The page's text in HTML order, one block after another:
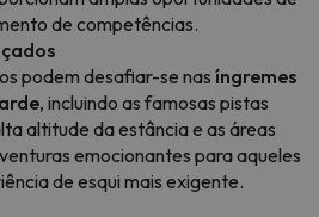
de competências.
podem desafiar-se nas íngremes
, incluindo as famosas pistas
altitude da estância e as áreas
emocionantes para aqueles
de esqui mais exigente.